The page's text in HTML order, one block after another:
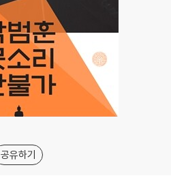
공유하기